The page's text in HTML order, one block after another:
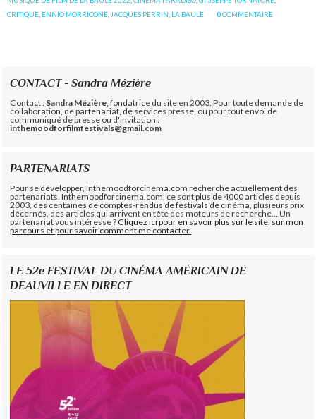
CRITIQUE ENNIO MORRICONE JACQUES PERRIN LA BAULE 0COMMENTAIRE
CONTACT - Sandra Mézière
Contact : Sandra Mézière , fondatrice du site en 2003. Pour toute demande de
collaboration, de partenariat, de services presse, ou pour tout envoi de
communiqué de presse ou d'invitation :
inthemoodforfilmfestivals@gmail.com
PARTENARIATS
Pour se développer, Inthemoodforcinema.com recherche actuellement des
partenariats. Inthemoodforcinema.com, ce sont plus de 4000 articles depuis
2003, des centaines de comptes-rendus de festivals de cinéma, plusieurs prix
décernés, des articles qui arrivent en tête des moteurs de recherche... Un
partenariat vous intéresse ?Cliquez ici pour en savoir plus sur le site, sur mon
parcours et pour savoir comment me contacter.
LE 52e FESTIVAL DU CINÉMA AMÉRICAIN DE
DEAUVILLE EN DIRECT